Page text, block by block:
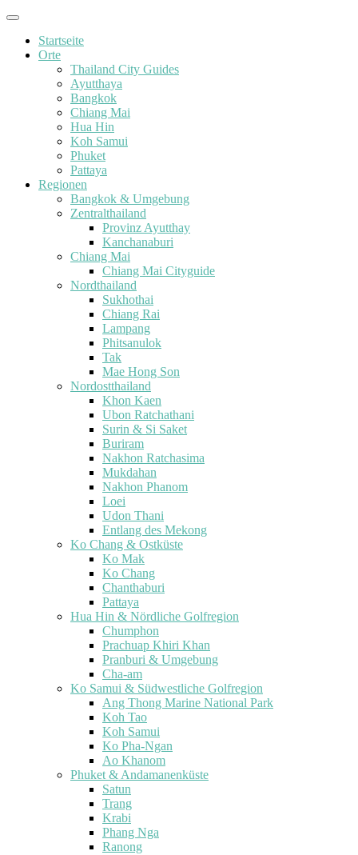
Startseite
Orte
Thailand City Guides
Ayutthaya
Bangkok
Chiang Mai
Hua Hin
Koh Samui
Phuket
Pattaya
Regionen
Bangkok & Umgebung
Zentralthailand
Provinz Ayutthay
Kanchanaburi
Chiang Mai
Chiang Mai Cityguide
Nordthailand
Sukhothai
Chiang Rai
Lampang
Phitsanulok
Tak
Mae Hong Son
Nordostthailand
Khon Kaen
Ubon Ratchathani
Surin & Si Saket
Buriram
Nakhon Ratchasima
Mukdahan
Nakhon Phanom
Loei
Udon Thani
Entlang des Mekong
Ko Chang & Ostküste
Ko Mak
Ko Chang
Chanthaburi
Pattaya
Hua Hin & Nördliche Golfregion
Chumphon
Prachuap Khiri Khan
Pranburi & Umgebung
Cha-am
Ko Samui & Südwestliche Golfregion
Ang Thong Marine National Park
Koh Tao
Koh Samui
Ko Pha-Ngan
Ao Khanom
Phuket & Andamanenküste
Satun
Trang
Krabi
Phang Nga
Ranong